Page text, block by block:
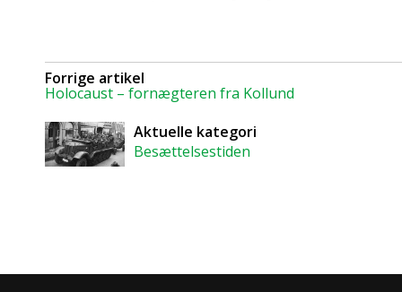
Forrige artikel
Holocaust – fornægteren fra Kollund
Aktuelle kategori
Besættelsestiden